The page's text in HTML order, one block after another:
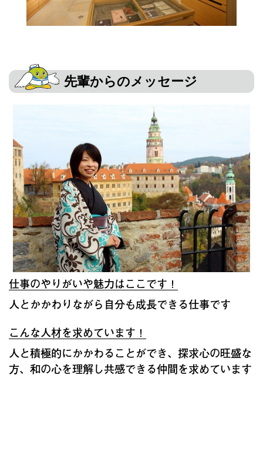
先輩からのメッセージ
仕事のやりがいや魅力はここです！
人とかかわりながら自分も成長できる仕事です
こんな人材を求めています！
人と積極的にかかわることができ、探求心の旺盛な
方、和の心を理解し共感できる仲間を求めています